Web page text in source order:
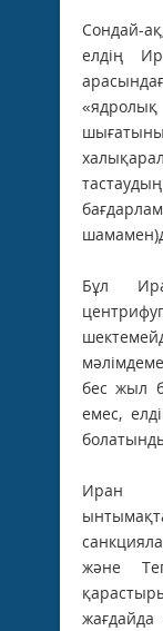
Сондай-
елдің
Бұл
бес жыл
емес,
Иран
және
жағдайда